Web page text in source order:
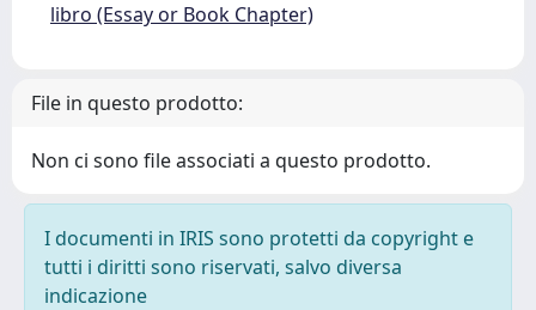
libro (Essay or Book Chapter)
File in questo prodotto:
Non ci sono file associati a questo prodotto.
I documenti in IRIS sono protetti da copyright e
tutti i diritti sono riservati, salvo diversa
indicazione